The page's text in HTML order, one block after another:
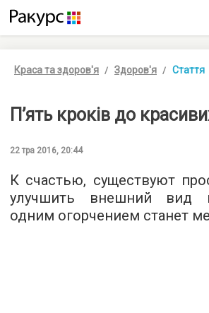
Краса та здоров'я Здоров'я Стаття
П’ять кроків до
22 тра 2016, 20:44
К счастью, существуют
улучшить внешний вид
одним огорчением станет